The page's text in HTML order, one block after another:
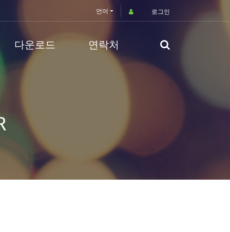
언어 로그인
다운로드 연락처